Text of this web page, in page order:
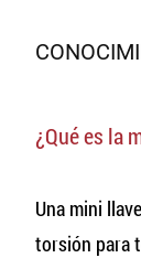
¿Qué es la
Una mini
torsión para